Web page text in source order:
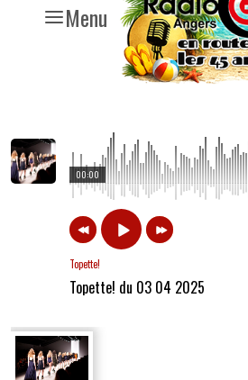
Menu
00:00
Topette!
Topette! du 03 04 2025